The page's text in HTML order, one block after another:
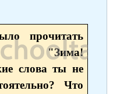
прочитать
"Зима!
слова ты не
Что